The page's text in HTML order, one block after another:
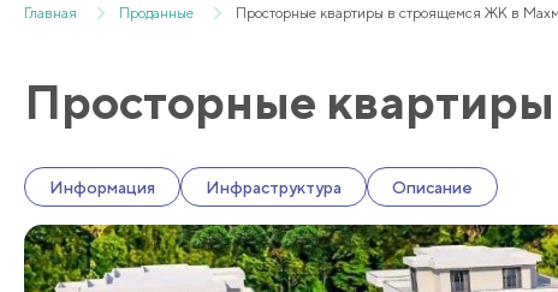
Главная Проданные Просторные квартиры в строящемся ЖК в
Просторные
Информация Инфраструктура Описание